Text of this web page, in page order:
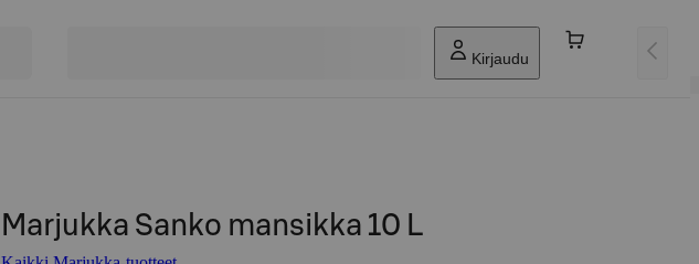
Kirjaudu
Marjukka Sanko mansikka 10 L